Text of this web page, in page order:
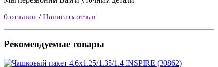
0 отзывов /Написать отзыв
Рекомендуемые товары